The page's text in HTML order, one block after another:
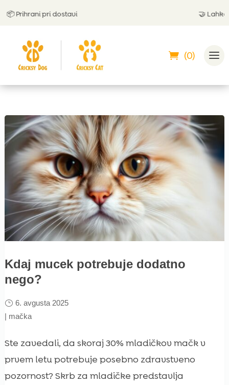
Prihrani pri dostavi Lahko
(0)
Kdaj mucek potrebuje dodatno
nego?
6. avgusta 2025
| mačka
Ste zavedali, da skoraj 30% mladičkov mačk v
prvem letu potrebuje posebno zdravstveno
pozornost? Skrb za mladičke predstavlja